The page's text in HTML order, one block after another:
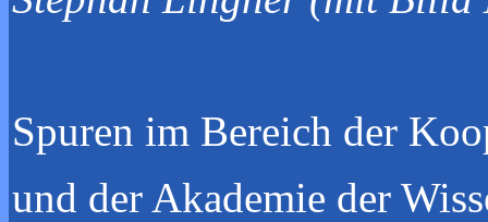
Spuren im Bereich der
und der Akademie der